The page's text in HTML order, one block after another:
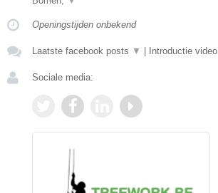
Openingstijden onbekend
Laatste facebook posts ▼ Introductie video
Sociale media: